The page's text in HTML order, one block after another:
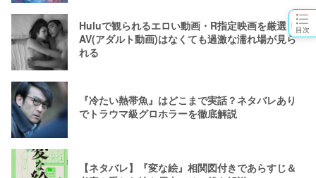
目次
Huluで観られるエロい動画・R指定映画を厳選！
AV(アダルト動画)はなくても過激な濡れ場が見ら
れる
『冷たい熱帯魚』はどこまで実話？ネタバレあり
でトラウマ級グロホラーを徹底解説
【ネタバレ】『変な絵』相関図付きであらすじ＆